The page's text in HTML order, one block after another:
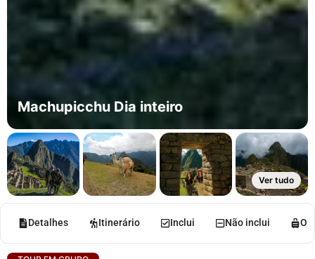
Machupicchu Dia inteiro
Ver tudo
Detalhes Itinerário Inclui Não inclui O